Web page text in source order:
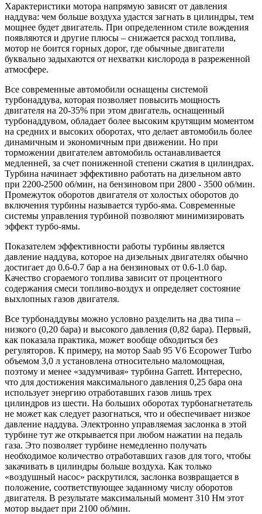
Характеристики мотора напрямую зависят от давления
наддува: чем больше воздуха удастся загнать в цилиндры, тем
мощнее будет двигатель. При определенном стиле вождения
появляются и другие плюсы – снижается расход топлива,
мотор не боится горных дорог, где обычные двигатели
буквально задыхаются от нехватки кислорода в разреженной
атмосфере.
Все современные автомобили оснащены системой
турбонаддува, которая позволяет повысить мощность
двигателя на 20-35% при этом двигатель, оснащенный
турбонаддувом, обладает более высоким крутящим моментом
на средних и высоких оборотах, что делает автомобиль более
динамичным и экономичным при движении. Но при
торможении двигателем автомобиль останавливается
медленней, за счет пониженной степени сжатия в цилиндрах.
Турбина начинает эффективно работать на дизельном авто
при 2200-2500 об/мин, на бензиновом при 2800 - 3500 об/мин.
Промежуток оборотов двигателя от холостых оборотов до
включения турбины называется турбо-яма. Современные
системы управления турбиной позволяют минимизировать
эффект турбо-ямы.
Показателем эффективности работы турбины является
давление наддува, которое на дизельных двигателях обычно
достигает до 0.6-0.7 бар а на бензиновых от 0.6-1.0 бар.
Качество сгораемого топлива зависит от процентного
содержания смеси топливо-воздух и определяет состояние
выхлопных газов двигателя.
Все турбонаддувы можно условно разделить на два типа –
низкого (0,20 бара) и высокого давления (0,82 бара). Первый,
как показала практика, может вообще обходиться без
регуляторов. К примеру, на мотор Saab 95 V6 Ecopower Turbo
объемом 3,0 л установлена относительно маломощная,
поэтому и менее «задумчивая» турбина Garrett. Интересно,
что для достижения максимального давления 0,25 бара она
использует энергию отработавших газов лишь трех
цилиндров из шести. На больших оборотах турбонагнетатель
не может как следует разогнаться, что и обеспечивает низкое
давление наддува. Электронно управляемая заслонка в этой
турбине тут же открывается при любом нажатии на педаль
газа. Это позволяет турбине немедленно получать
необходимое количество отработавших газов для того, чтобы
закачивать в цилиндры больше воздуха. Как только
«воздушный насос» раскрутился, заслонка возвращается в
положение, соответствующее заданному числу оборотов
двигателя. В результате максимальный момент 310 Нм этот
мотор выдает при 2100 об/мин.